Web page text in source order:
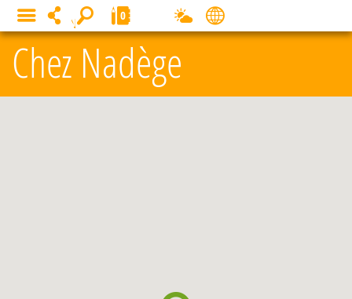
Chez Nadège
MENU 0
Panneau de gestion des cookies